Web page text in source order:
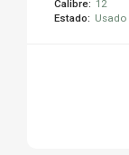
Calibre: 12
Estado: Usado